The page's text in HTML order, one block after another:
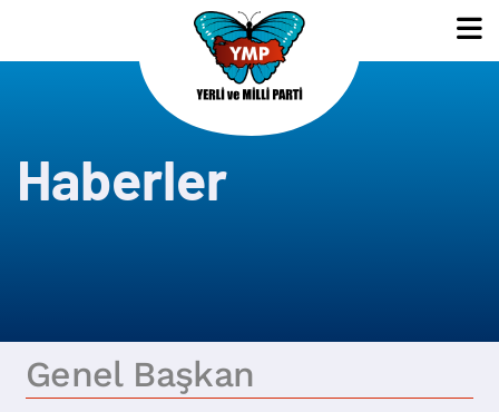
Haberler
Genel Başkan